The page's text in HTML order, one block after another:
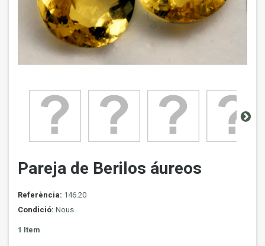
Pareja de Berilos áureos
Referència: 146.20
Condició: Nous
1 Item